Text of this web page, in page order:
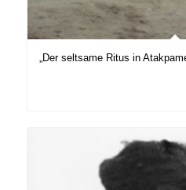
„Der seltsame Ritus in